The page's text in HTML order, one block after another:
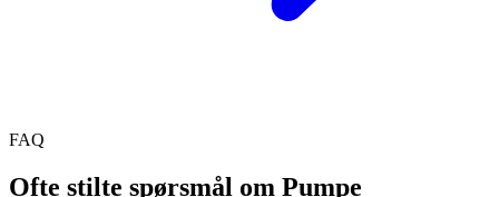
FAQ
Ofte stilte spørsmål om Pumpe